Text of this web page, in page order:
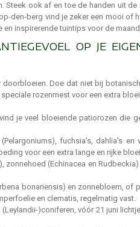
Steek ook af en toe de handen uit
den-berg vind je zeker een mooi of
en inspirerende tuintips voor de
OP JE
Doe dat niet bij
rozenmest voor een extra
je veel bloeiende patiorozen die
fuchsia's, dahlia's
voor een extra lange en rijke bloei.
(Echinacea en
bonariensis) en zonnebloem, of
en clematis, regelmatig vast.
)coniferen, vóór 21 juni